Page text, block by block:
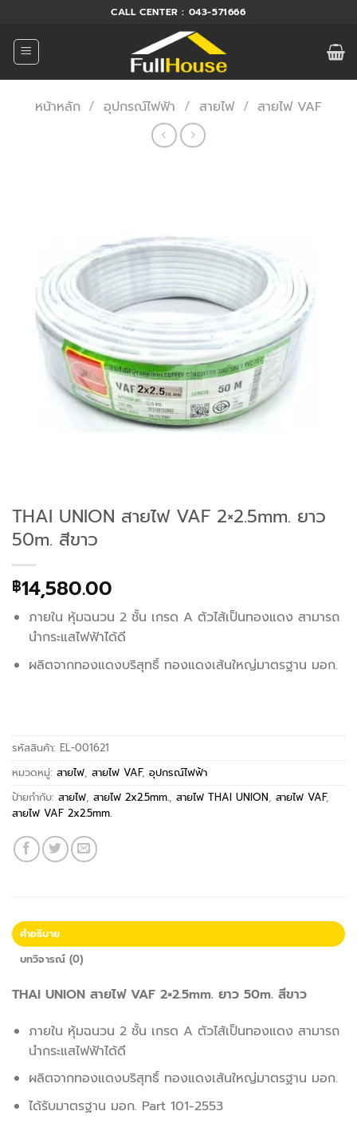
ยัง
เนื้อหา
CALL CENTER : 043-571666
หน้าหลัก / อุปกรณ์ไฟฟ้า / สายไฟ / สายไฟ VAF
THAI UNION สายไฟ VAF 2×2.5mm. ยาว
50m. สีขาว
฿14,580.00
ภายใน หุ้มฉนวน 2 ชั้น เกรด A ตัวไส้เป็นทองแดง สามารถ
นำกระแสไฟฟ้าได้ดี
ผลิตจากทองแดงบริสุทธิ์ ทองแดงเส้นใหญ่มาตรฐาน มอก.
รหัสสินค้า: EL-001621
หมวดหมู่: สายไฟ, สายไฟ VAF, อุปกรณ์ไฟฟ้า
ป้ายกำกับ: สายไฟ, สายไฟ 2x2.5mm., สายไฟ THAI UNION, สายไฟ VAF,
สายไฟ VAF 2x2.5mm.
คำอธิบาย
บทวิจารณ์ (0)
THAI UNION สายไฟ VAF 2×2.5mm. ยาว 50m. สีขาว
ภายใน หุ้มฉนวน 2 ชั้น เกรด A ตัวไส้เป็นทองแดง สามารถ
นำกระแสไฟฟ้าได้ดี
ผลิตจากทองแดงบริสุทธิ์ ทองแดงเส้นใหญ่มาตรฐาน มอก.
ได้รับมาตรฐาน มอก. Part 101-2553